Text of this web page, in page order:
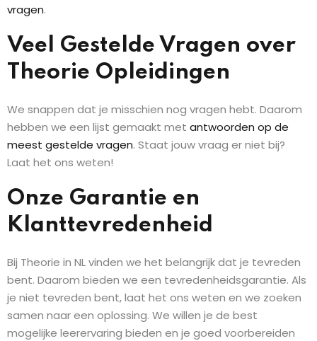
vragen.
Veel Gestelde Vragen over
Theorie Opleidingen
We snappen dat je misschien nog vragen hebt. Daarom
hebben we een lijst gemaakt met antwoorden op de
meest gestelde vragen. Staat jouw vraag er niet bij?
Laat het ons weten!
Onze Garantie en
Klanttevredenheid
Bij Theorie in NL vinden we het belangrijk dat je tevreden
bent. Daarom bieden we een tevredenheidsgarantie. Als
je niet tevreden bent, laat het ons weten en we zoeken
samen naar een oplossing. We willen je de best
mogelijke leerervaring bieden en je goed voorbereiden